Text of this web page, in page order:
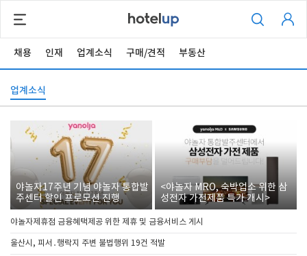
채용 인재 업계소식 구매/견적 부동산
업계소식
야놀자17주년 기념 야놀자 통합발
주센터 할인 프로모션 진행
<야놀자 MRO, 숙박업소 위한 삼
성전자 가전제품 특가 개시>
야놀자제휴점 금융혜택제공 위한 제휴 및 금융서비스 게시
울산시, 피서․행락지 주변 불법행위 19건 적발